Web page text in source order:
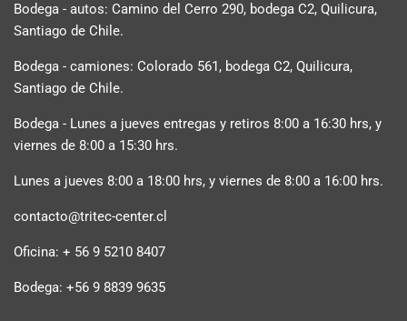
Bodega - autos: Camino del Cerro 290, bodega C2, Quilicura,
Santiago de Chile.
Bodega - camiones: Colorado 561, bodega C2, Quilicura,
Santiago de Chile.
Bodega - Lunes a jueves entregas y retiros 8:00 a 16:30 hrs, y
viernes de 8:00 a 15:30 hrs.
Lunes a jueves 8:00 a 18:00 hrs, y viernes de 8:00 a 16:00 hrs.
contacto@tritec-center.cl
Oficina: + 56 9 5210 8407
Bodega: +56 9 8839 9635